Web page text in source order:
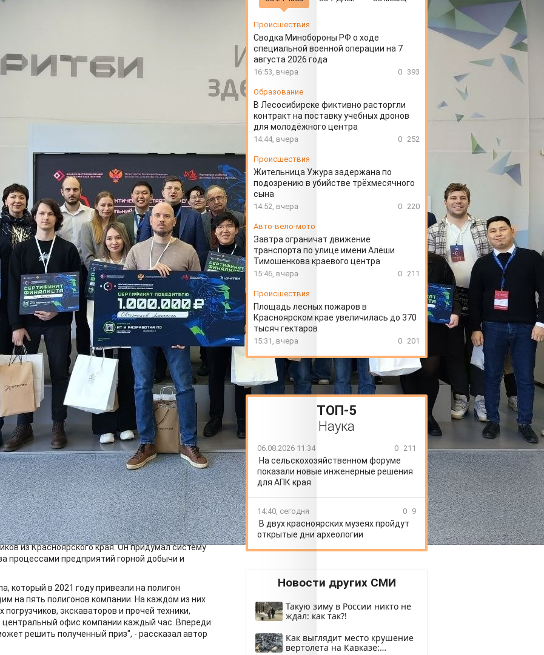
технологическом бизнес-инкубаторе прошёл
экспедиция: Дальний Восток и Арктика России (АСЭ
ПО". Победу одержал житель нашего региона.
10 проектов. Участниками финала стали
Якутска, Петрозаводска, Владивостока,
конкурсантами стартапы направлены на
перед крупным бизнесом.
из Красноярского края. Он придумал систему
процессами предприятий горной добычи и
который в 2021 году привезли на полигон
на пять полигонов компании. На каждом из них
экскаваторов и прочей техники,
офис компании каждый час. Впереди
решить полученный приз", - рассказал автор
Происшествия
Сводка Минобороны РФ о ходе
специальной военной операции на 7
августа 2026 года
16:53, вчера 0 393
Образование
В Лесосибирске фиктивно расторгли
контракт на поставку учебных дронов
для молодёжного центра
14:44, вчера 0 252
Происшествия
Жительница Ужура задержана по
подозрению в убийстве трёхмесячного
сына
14:52, вчера 0 220
Авто-вело-мото
Завтра ограничат движение
транспорта по улице имени Алёши
Тимошенкова краевого центра
15:46, вчера 0 211
Происшествия
Площадь лесных пожаров в
Красноярском крае увеличилась до 370
тысяч гектаров
15:31, вчера 0 201
ТОП-5
Наука
06.08.2026 11:34 0 211
На сельскохозяйственном форуме
показали новые инженерные решения
для АПК края
14:40, сегодня 0 9
В двух красноярских музеях пройдут
открытые дни археологии
Новости других СМИ
Такую зиму в России никто не
ждал: как так?!
Как выглядит место крушение
вертолета на Кавказе: